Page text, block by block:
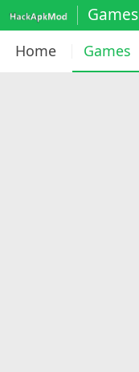
Games
Home Games